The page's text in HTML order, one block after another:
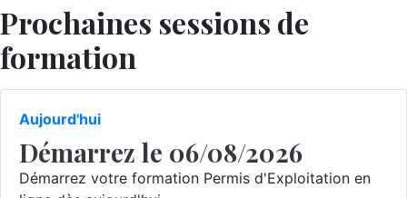
Prochaines sessions de
formation
Aujourd'hui
Démarrez le 06/08/2026
Démarrez votre formation Permis d'Exploitation en